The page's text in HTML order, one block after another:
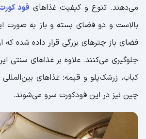
می‌دهند. تنوع و کیفیت غذاهای فود
بالاست و دو فضای بسته و باز به صورت
فضای باز چترهای بزرگی قرار داده شده که
جلوگیری می‌کنند. علاوه بر غذاهای سنتی
کباب، زرشک‌پلو و قیمه؛ غذاهای
چین نیز در این فودکورت سرو می‌شوند.